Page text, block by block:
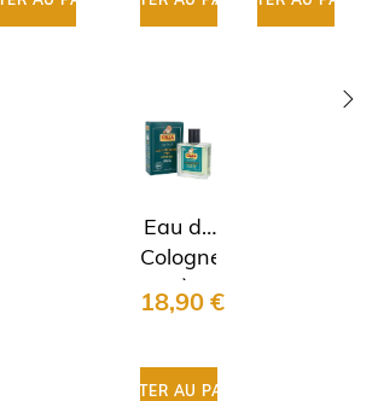
Eau de
Cologne
après-
rasage
Cella
18,90 €
AJOUTER AU PANIER